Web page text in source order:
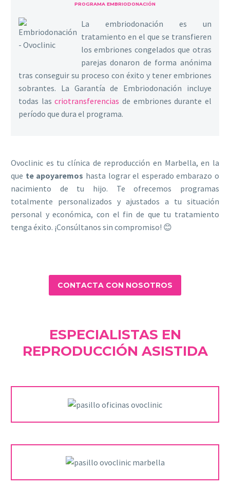
PROGRAMA EMBRIODONACIÓN
La embriodonación es un
tratamiento en el que se transfieren
los embriones congelados que otras
parejas donaron de forma anónima
tras conseguir su proceso con éxito y tener embriones
sobrantes. La Garantía de Embriodonación incluye
todas lascriotransferencias de embriones durante el
período que dura el programa.
Ovoclinic es tu clínica de reproducción en Marbella, en la
que te apoyaremos hasta lograr el esperado embarazo o
nacimiento de tu hijo. Te ofrecemos programas
totalmente personalizados y ajustados a tu situación
personal y económica, con el fin de que tu tratamiento
tenga éxito. ¡Consúltanos sin compromiso! 😊
CONTACTA CON NOSOTROS
ESPECIALISTAS EN
REPRODUCCIÓN ASISTIDA